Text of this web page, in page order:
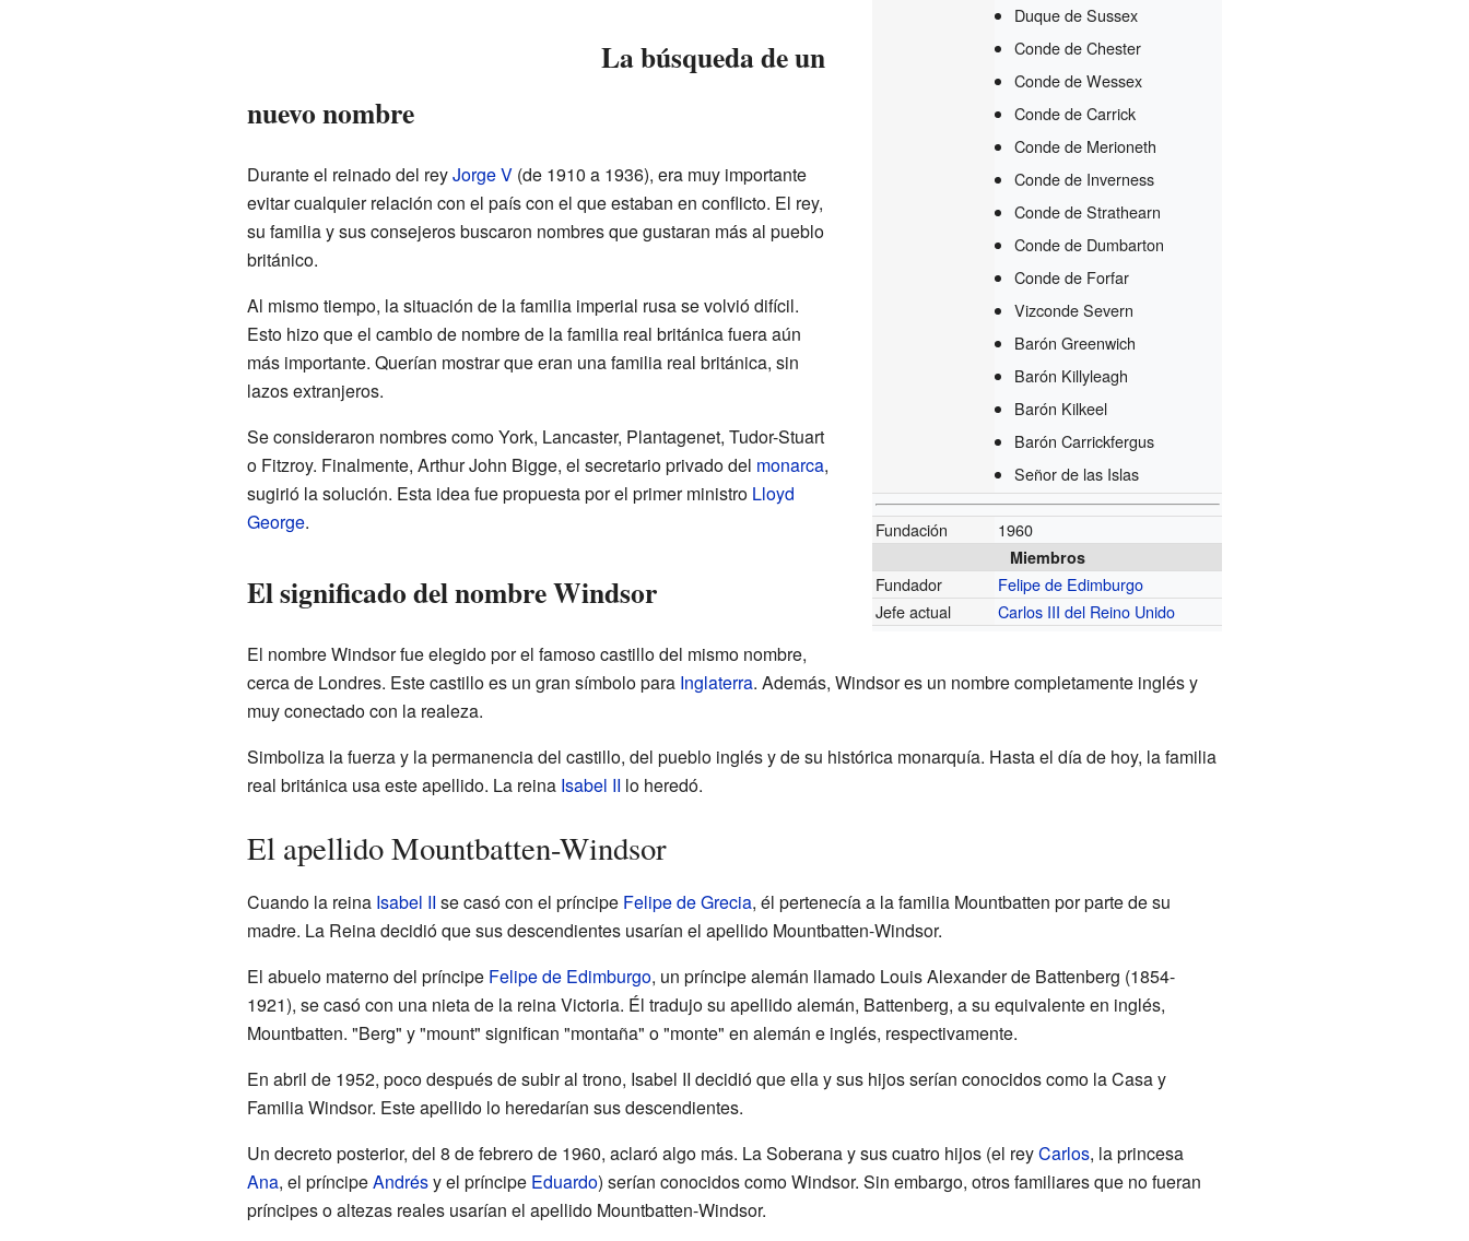
Duque de Sussex
Conde de Chester
Conde de Wessex
Conde de Carrick
Conde de Merioneth
Conde de Inverness
Conde de Strathearn
Conde de Dumbarton
Conde de Forfar
Vizconde Severn
Barón Greenwich
Barón Killyleagh
Barón Kilkeel
Barón Carrickfergus
Señor de las Islas
Fundación 1960
Miembros
Fundador
Felipe de Edimburgo
Jefe actual
Carlos III del Reino Unido
La búsqueda de un
nuevo nombre
Durante el reinado del reyJorge V(de 1910 a 1936), era muy importante
evitar cualquier relación con el país con el que estaban en conflicto. El rey,
su familia y sus consejeros buscaron nombres que gustaran más al pueblo
británico.
Al mismo tiempo, la situación de la familia imperial rusa se volvió difícil.
Esto hizo que el cambio de nombre de la familia real británica fuera aún
más importante. Querían mostrar que eran una familia real británica, sin
lazos extranjeros.
Se consideraron nombres como York, Lancaster, Plantagenet, Tudor-Stuart
o Fitzroy. Finalmente, Arthur John Bigge, el secretario privado del monarca,
sugirió la solución. Esta idea fue propuesta por el primer ministro Lloyd
George.
El significado del nombre Windsor
El nombre Windsor fue elegido por el famoso castillo del mismo nombre,
cerca de Londres. Este castillo es un gran símbolo para Inglaterra. Además, Windsor es un nombre completamente inglés y
muy conectado con la realeza.
Simboliza la fuerza y la permanencia del castillo, del pueblo inglés y de su histórica monarquía. Hasta el día de hoy, la familia
real británica usa este apellido. La reina Isabel II lo heredó.
El apellido Mountbatten-Windsor
Cuando la reina Isabel II se casó con el príncipe Felipe de Grecia, él pertenecía a la familia Mountbatten por parte de su
madre. La Reina decidió que sus descendientes usarían el apellido Mountbatten-Windsor.
El abuelo materno del príncipe Felipe de Edimburgo, un príncipe alemán llamado Louis Alexander de Battenberg (1854-
1921), se casó con una nieta de la reina Victoria. Él tradujo su apellido alemán, Battenberg, a su equivalente en inglés,
Mountbatten. "Berg" y "mount" significan "montaña" o "monte" en alemán e inglés, respectivamente.
En abril de 1952, poco después de subir al trono, Isabel II decidió que ella y sus hijos serían conocidos como la Casa y
Familia Windsor. Este apellido lo heredarían sus descendientes.
Un decreto posterior, del 8 de febrero de 1960, aclaró algo más. La Soberana y sus cuatro hijos (el reyCarlos, la princesa
Ana, el príncipeAndrésy el príncipe Eduardo) serían conocidos como Windsor. Sin embargo, otros familiares que no fueran
príncipes o altezas reales usarían el apellido Mountbatten-Windsor.